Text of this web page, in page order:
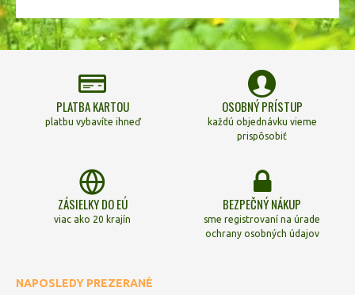
PLATBA KARTOU
platbu vybavíte ihneď
OSOBNÝ PRÍSTUP
každú objednávku vieme
prispôsobiť
ZÁSIELKY DO EÚ
viac ako 20 krajín
BEZPEČNÝ NÁKUP
sme registrovaní na úrade
ochrany osobných údajov
NAPOSLEDY PREZERANÉ